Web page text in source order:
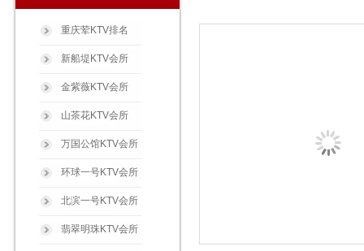
重庆荤KTV排名
新船堤KTV会所
金紫薇KTV会所
山茶花KTV会所
万国公馆KTV会所
环球一号KTV会所
北滨一号KTV会所
翡翠明珠KTV会所